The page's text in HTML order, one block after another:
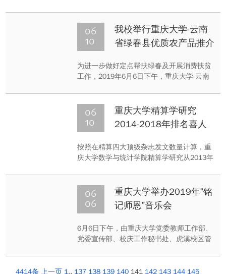
06
10
我校举行重庆大学-云南
省绿春县优质农产品推介
为进一步做好定点帮扶绿春及开展消费扶贫
工作，2019年6月6日下午，重庆大学-云南
职）、绿春县企业家代表，我校国内合作办
公室主任胡友强、定点扶贫工作办公室主任
任明及相关单位负责人参加会议。
06
10
重庆大学精算学研究
2014-2018年排名喜人
按照在精算四大顶级杂志发文数量计算，重
庆大学数学与统计学院精算学研究从2013年
06
06
重庆大学举办2019年“铭
记师恩”音乐会
6月6日下午，由重庆大学党委教师工作部、
党委宣传部、校庆工作秘书处、虎溪校区管
党委宣传部、党委教师工作部部长胡学斌参
4414条 上一页 1.. 137 138 139 140 141 142 143 144 145